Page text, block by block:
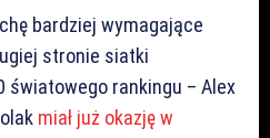
bardziej wymagające
stronie siatki
światowego rankingu – Alex
miał już okazję w